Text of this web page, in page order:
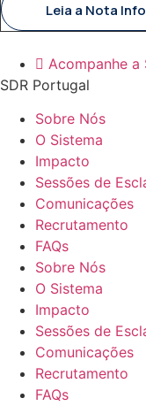
Leia a Nota
Acompanhe a
SDR Portugal
Sobre Nós
O Sistema
Impacto
Sessões de
Comunicações
Recrutamento
FAQs
Sobre Nós
O Sistema
Impacto
Sessões de
Comunicações
Recrutamento
FAQs